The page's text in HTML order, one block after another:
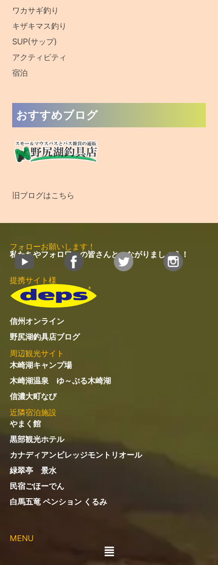
ワカサギ釣り
キザキマス釣り
SUP(サップ)
アクティビティ
宿泊
おすすめブログ
旧ブログはこちら
フォローお願いします！
私たちやフォロワーの皆さんとつながりましょう！
提携サイト様
信州オンライン
野尻湖釣具店ブログ
周辺観光サイト
木崎湖キャンプ場
木崎湖温泉 ゆ～ぷる木崎湖
信濃大町なび
近隣宿泊施設
やまく館
黒部観光ホテル
カナディアンビレッジモントリオール
緑翠亭 景水
民宿ごほーでん
白馬五竜 ペンション くるみ
MENU
メ
ニ